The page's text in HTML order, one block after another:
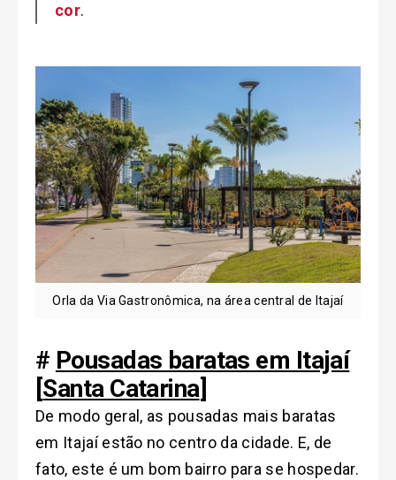
cor.
Orla da Via Gastronômica, na área central de Itajaí
# Pousadas baratas em Itajaí
[Santa Catarina]
De modo geral, as pousadas mais baratas
em Itajaí estão no centro da cidade. E, de
fato, este é um bom bairro para se hospedar.